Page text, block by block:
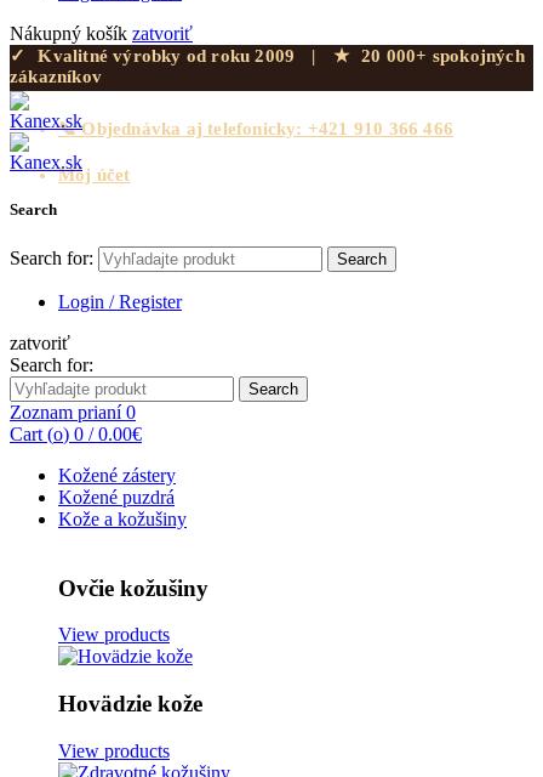
Nákupný košík zatvoriť
✓ Kvalitné výrobky od roku 2009 | ★
20 000+ spokojných
zákazníkov
📞 Objednávka aj telefonicky: +421 910 366 466
Môj účet
Search
Search for: Search
Login / Register
zatvoriť
Search for:
Search
Zoznam prianí0
Cart (o) 0 / 0.00€
Kožené zástery
Kožené puzdrá
Kože a kožušiny
Ovčie kožušiny
View products
Hovädzie kože
View products